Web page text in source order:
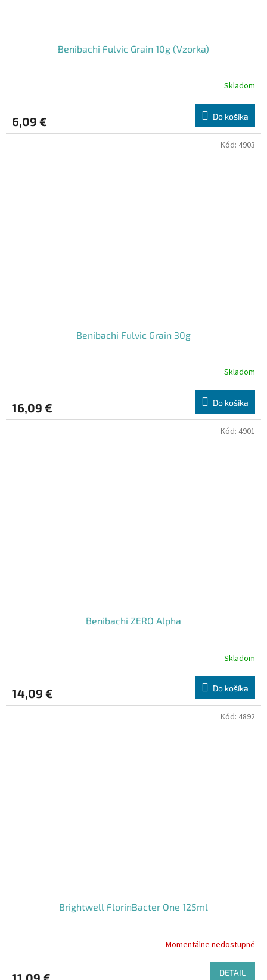
Benibachi Fulvic Grain 10g (Vzorka)
Skladom
6,09 € Do košíka
Benibachi Fulvic Grain 30g
Skladom
16,09 € Do košíka
Kód: 4903
Benibachi ZERO Alpha
Skladom
14,09 € Do košíka
Kód: 4901
Brightwell FlorinBacter One 125ml
Momentálne nedostupné
DETAIL
Kód: 4892